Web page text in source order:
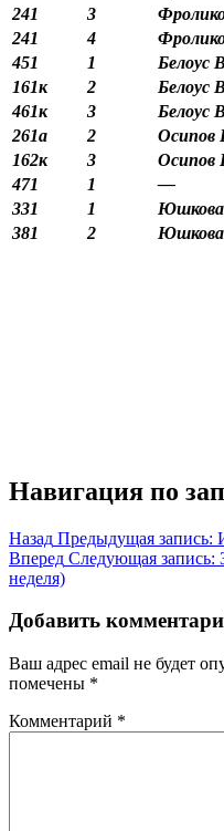
241
3
241
4
451
1 Белоус
161к
2 Белоус
461к
3 Белоус
261а
2 Осипов
162к
3 Осипов
471
1 —
331
1
381
2
Навигация по
Назад Предыдущая запись:
Вперед Следующая запись:
неделя)
Добавить
Ваш адрес email не будет
помечены *
Комментарий *